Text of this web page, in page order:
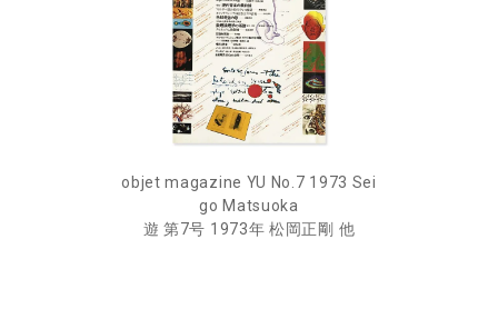
objet magazine YU No.7 1973 Sei
go Matsuoka
遊 第7号 1973年 松岡正剛 他